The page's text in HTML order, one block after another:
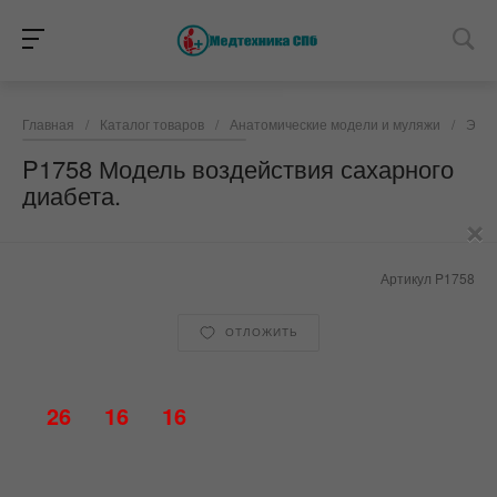
Главная / Каталог товаров / Анатомические модели и муляжи /
P1758 Модель воздействия сахарного
диабета.
Артикул P1758
ОТЛОЖИТЬ
×
26 16 16